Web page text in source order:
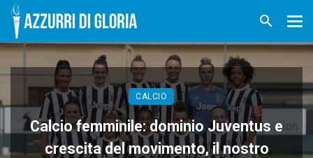
CALCIO
Calcio femminile: dominio Juventus e
crescita del movimento, il nostro